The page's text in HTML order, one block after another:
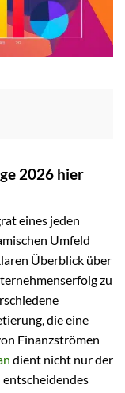
2026 hier
eines jeden
Umfeld
Überblick über
zu
die eine
Finanzströmen
dient nicht nur der